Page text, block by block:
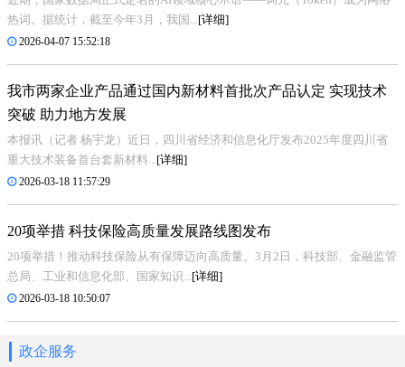
热词。据统计，截至今年3月，我国... [详细]
2026-04-07 15:52:18
我市两家企业产品通过国内新材料首批次产品认定 实现技术
突破 助力地方发展
本报讯（记者 杨宇龙）近日，四川省经济和信息化厅发布2025年度四川省
重大技术装备首台套新材料... [详细]
2026-03-18 11:57:29
20项举措 科技保险高质量发展路线图发布
20项举措！推动科技保险从有保障迈向高质量。3月2日，科技部、金融监管
总局、工业和信息化部、国家知识... [详细]
2026-03-18 10:50:07
政企服务